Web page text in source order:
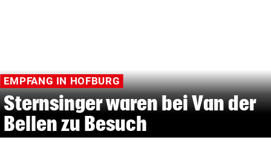
EMPFANG IN HOFBURG
Sternsinger waren bei Van der
Bellen zu Besuch